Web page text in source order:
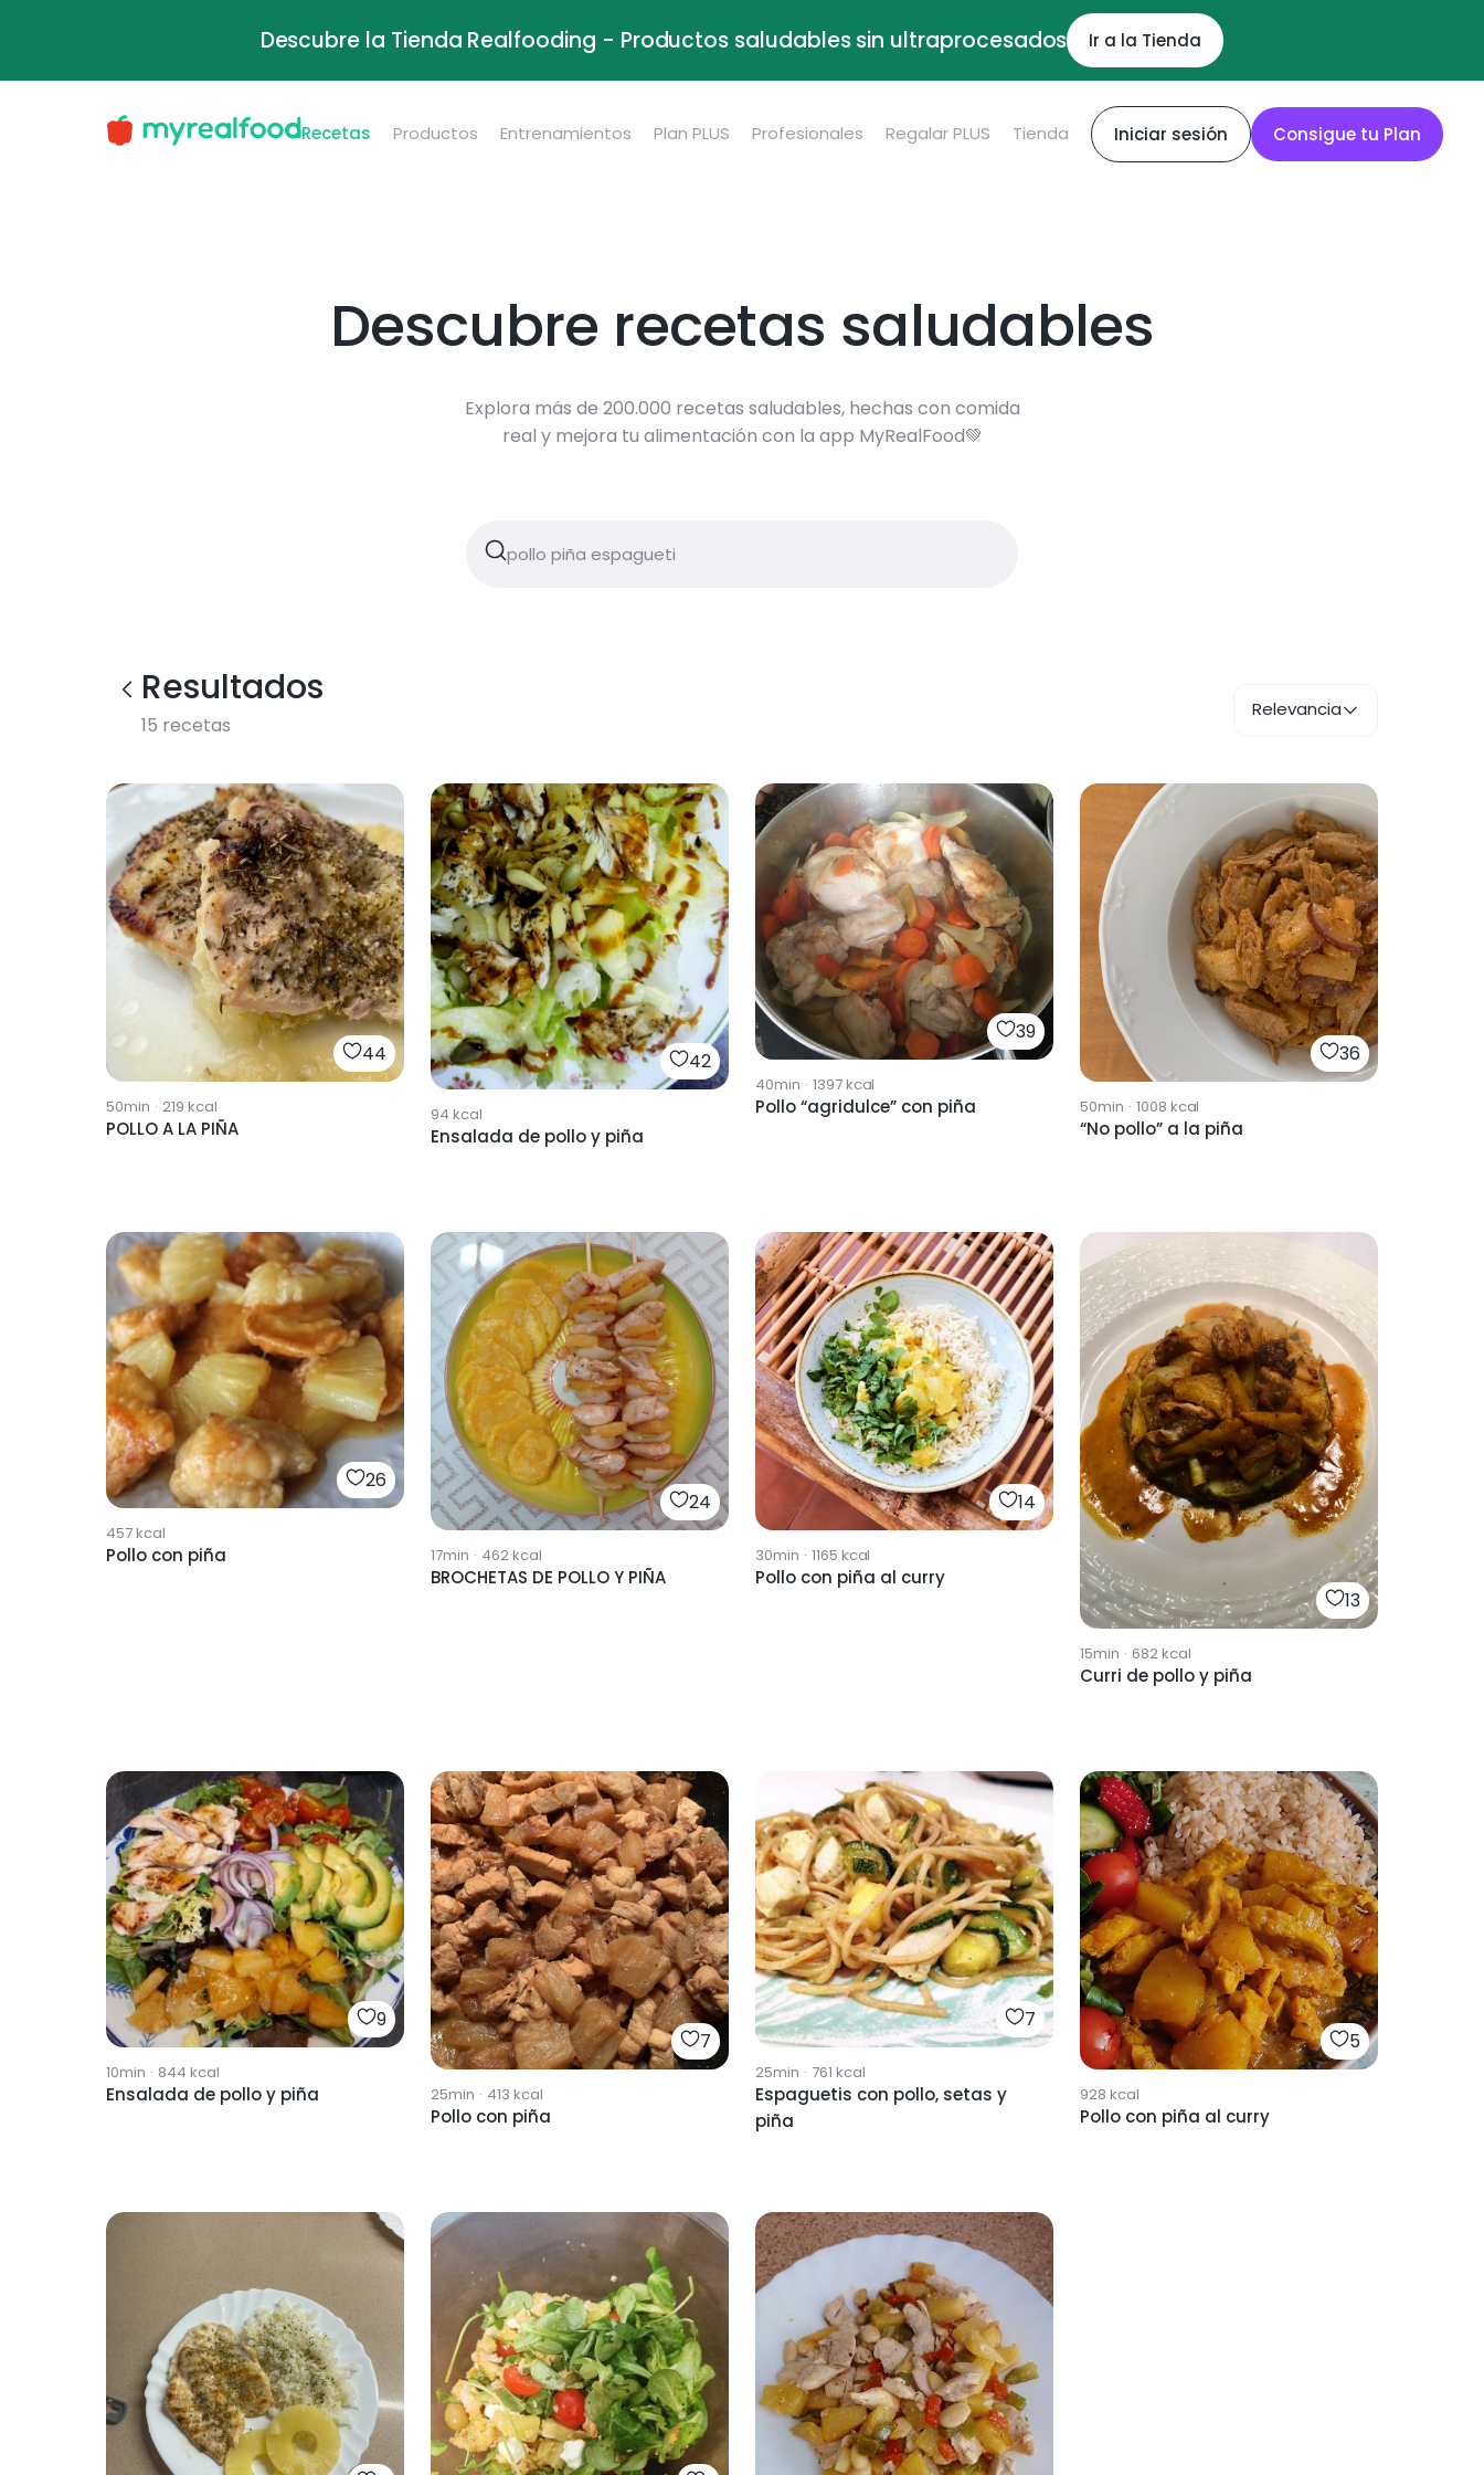
Descubre la Tienda Realfooding - Productos saludables sin ultraprocesados Ir a la Tienda
Recetas Productos Entrenamientos Plan PLUS Profesionales Regalar PLUS Tienda Iniciar sesión Consigue tu Plan
Descubre recetas saludables
Explora más de 200.000 recetas saludables, hechas con comida
real y mejora tu alimentación con la app MyRealFood💚
Resultados
15 recetas
Relevancia
44
50min · 219 kcal
POLLO A LA PIÑA
42
94 kcal
Ensalada de pollo y piña
39
40min · 1397kcal
Pollo “agridulce” con piña
36
50min · 1008 kcal
“No pollo” a la piña
26
457kcal
Pollo con piña
24
17min · 462kcal
BROCHETAS DE POLLO Y PIÑA
14
30min · 1165 kcal
Pollo con piña al curry
13
15min · 682kcal
Curri de pollo y piña
9
10min · 844 kcal
Ensalada de pollo y piña
7
25min · 413 kcal
Pollo con piña
7
25min · 761 kcal
Espaguetis con pollo, setas y
piña
5
928 kcal
Pollo con piña al curry